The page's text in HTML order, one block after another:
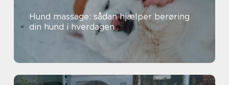
Hund massage: sådan hjælper berøring
din hund i hverdagen